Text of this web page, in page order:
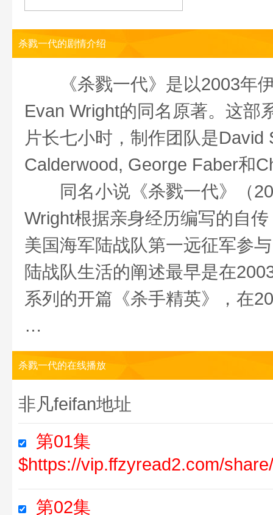
杀戮一代的剧情介绍
《杀戮一代》是以2003年伊
Evan Wright的同名原著。这部
片长七小时，制作团队是
Calderwood, George Faber和
同名小说《杀戮一代》（
Wright根据亲身经历编写的自
美国海军陆战队第一远征军参
陆战队生活的阐述最早是在
系列的开篇《杀手精英》，在
…
杀戮一代的在线播放
非凡feifan地址
第01集
$https://vip.ffzyread2.com/
第02集